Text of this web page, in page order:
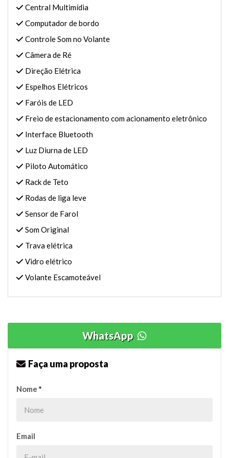
Central Multimídia
Computador de bordo
Controle Som no Volante
Câmera de Ré
Direção Elétrica
Espelhos Elétricos
Faróis de LED
Freio de estacionamento com acionamento eletrônico
Interface Bluetooth
Luz Diurna de LED
Piloto Automático
Rack de Teto
Rodas de liga leve
Sensor de Farol
Som Original
Trava elétrica
Vidro elétrico
Volante Escamoteável
WhatsApp
Faça uma proposta
Nome *
Email